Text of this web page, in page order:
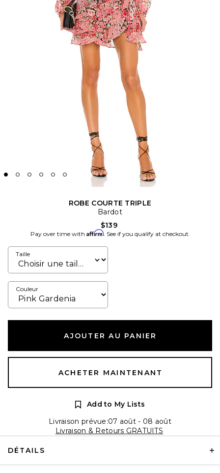
ROBE COURTE TRIPLE
Bardot
$139
Pay over time with Affirm. See if you qualify at checkout.
Taille
Couleur
AJOUTER AU PANIER
ACHETER MAINTENANT
Add to My Lists
Livraison prévue:07 août - 08 août
Livraison & Retours GRATUITS
DÉTAILS